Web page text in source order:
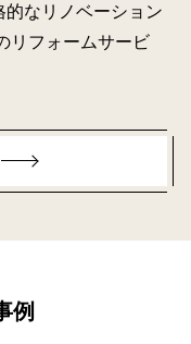
なリノベーション
リフォームサービ
例